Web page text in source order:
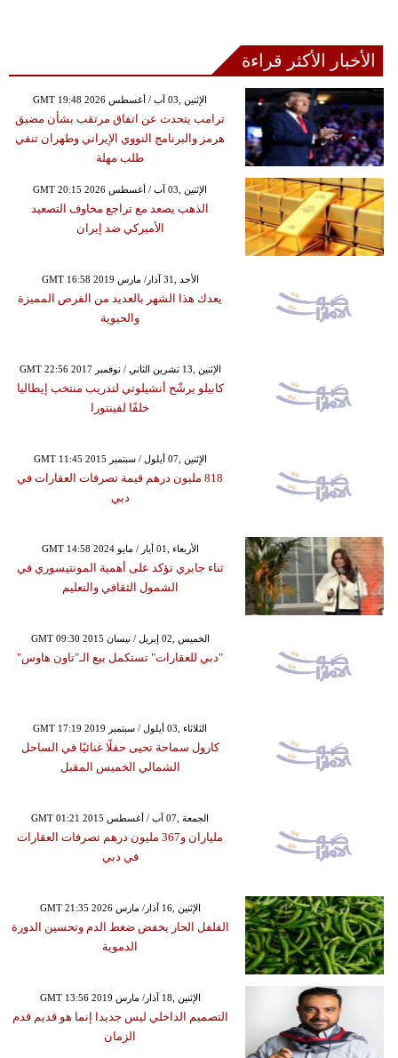
الأخبار الأكثر قراءة
GMT 19:48 2026 الإثنين ,03 آب / أغسطس
ترامب يتحدث عن اتفاق مرتقب بشأن مضيق
هرمز والبرنامج النووي الإيراني وطهران تنفي
طلب مهلة
GMT 20:15 2026 الإثنين ,03 آب / أغسطس
الذهب يصعد مع تراجع مخاوف التصعيد
الأميركي ضد إيران
GMT 16:58 2019 الأحد ,31 آذار/ مارس
يعدك هذا الشهر بالعديد من الفرص المميزة
والحيوية
GMT 22:56 2017 الإثنين ,13 تشرين الثاني / نوفمبر
كابيلو يرشّح أنشيلوتي لتدريب منتخب إيطاليا
خلفًا لفينتورا
GMT 11:45 2015 الإثنين ,07 أيلول / سبتمبر
818 مليون درهم قيمة تصرفات العقارات في
دبي
GMT 14:58 2024 الأربعاء ,01 أيار / مايو
ثناء جابري تؤكد على أهمية المونتيسوري في
الشمول الثقافي والتعليم
GMT 09:30 2015 الخميس ,02 إبريل / نيسان
"دبي للعقارات" تستكمل بيع الـ"تاون هاوس"
GMT 17:19 2019 الثلاثاء ,03 أيلول / سبتمبر
كارول سماحة تحيى حفلًا غنائيًا في الساحل
الشمالي الخميس المقبل
GMT 01:21 2015 الجمعة ,07 آب / أغسطس
ملياران و367 مليون درهم تصرفات العقارات
في دبي
GMT 21:35 2026 الإثنين ,16 آذار/ مارس
الفلفل الحار يخفض ضغط الدم وتحسين الدورة
الدموية
GMT 13:56 2019 الإثنين ,18 آذار/ مارس
التصميم الداخلي ليس جديدا إنما هو قديم قدم
الزمان